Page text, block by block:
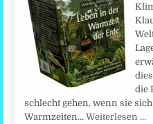
die
schlecht gehen, wenn sie
Warmzeiten…Weiterlesen …